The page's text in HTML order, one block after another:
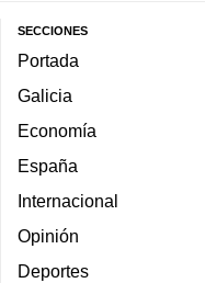
SECCIONES
Portada
Galicia
Economía
España
Internacional
Opinión
Deportes